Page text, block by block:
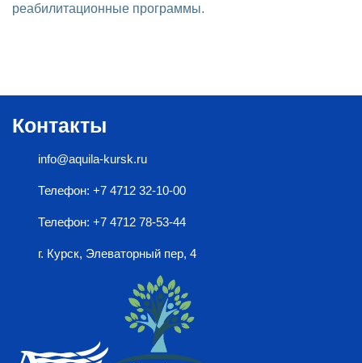
реабилитационные программы.
Контакты
info@aquila-kursk.ru
Телефон: +7 4712 32-10-00
Телефон: +7 4712 78-53-44
г. Курск, Элеваторный пер, 4